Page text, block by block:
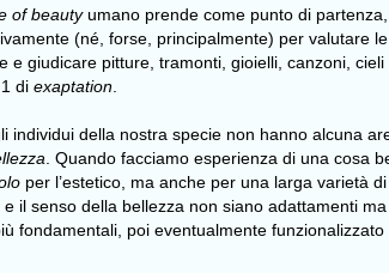
of beautyumano prende come punto di
(né, forse, principalmente) per valutare
giudicare pitture, tramonti, gioielli, canzoni,
di exaptation
della nostra specie non hanno alcuna
. Quando facciamo esperienza di una cosa
per l’estetico, ma anche per una larga varietà
il senso della bellezza non siano adattamenti
fondamentali, poi eventualmente